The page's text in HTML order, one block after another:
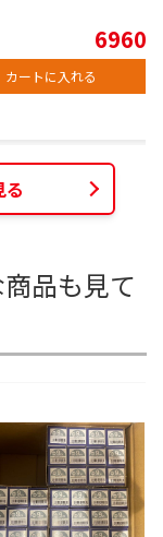
6960
カートに入れる
る
品も見て